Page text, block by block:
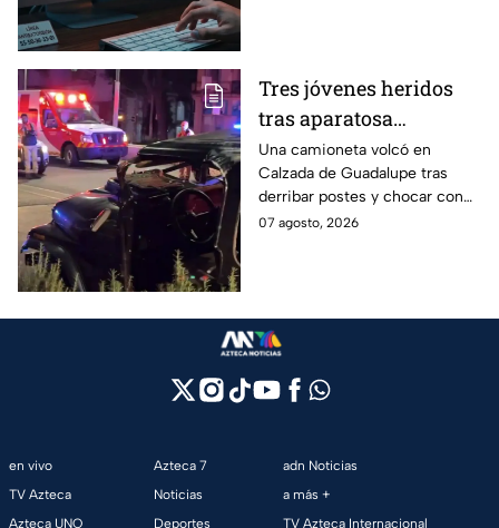
Tres jóvenes heridos
tras aparatosa
volcadura en Tepeyac
Insurgentes y operativo
en la Juárez, mientras
dormía
Una camioneta volcó en
Calzada de Guadalupe tras
derribar postes y chocar con
un árbol, dejando a tres
07 agosto, 2026
en vivo
TV Azteca
Azteca UNO
Azteca 7
Noticias
Deportes
adn Noticias
a más +
TV Azteca Internacional